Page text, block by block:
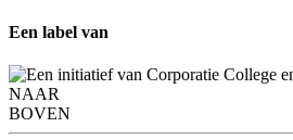
Een label van
NAAR
BOVEN